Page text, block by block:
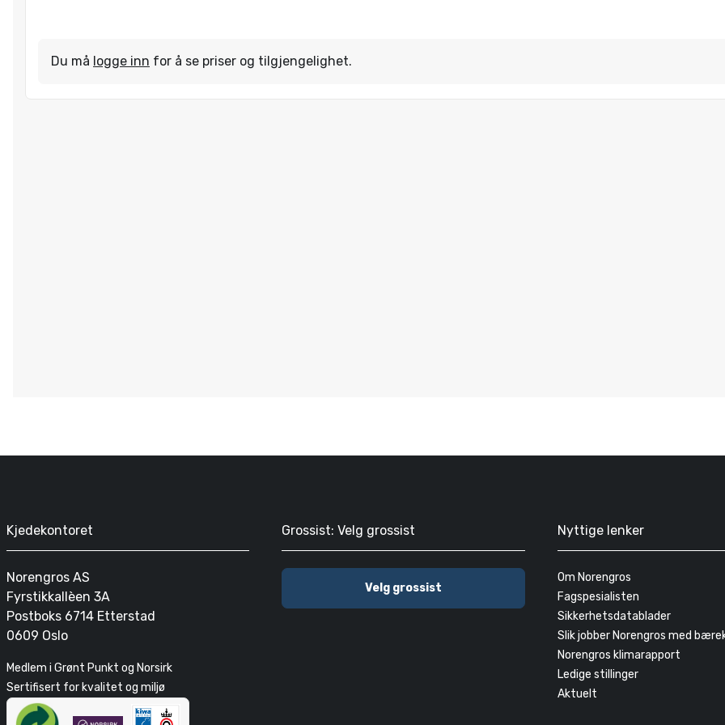
Du må logge inn for å se priser og tilgjengelighet.
Kjedekontoret
Norengros AS
Fyrstikkallèen 3A
Postboks 6714 Etterstad
0609 Oslo
Medlem i Grønt Punkt og Norsirk
Sertifisert for kvalitet og miljø
Grossist: Velg grossist
Velg grossist
Nyttige lenker
Om Norengros
Fagspesialisten
Sikkerhetsdatablader
Slik jobber Norengros med
Norengros klimarapport
Ledige stillinger
Aktuelt